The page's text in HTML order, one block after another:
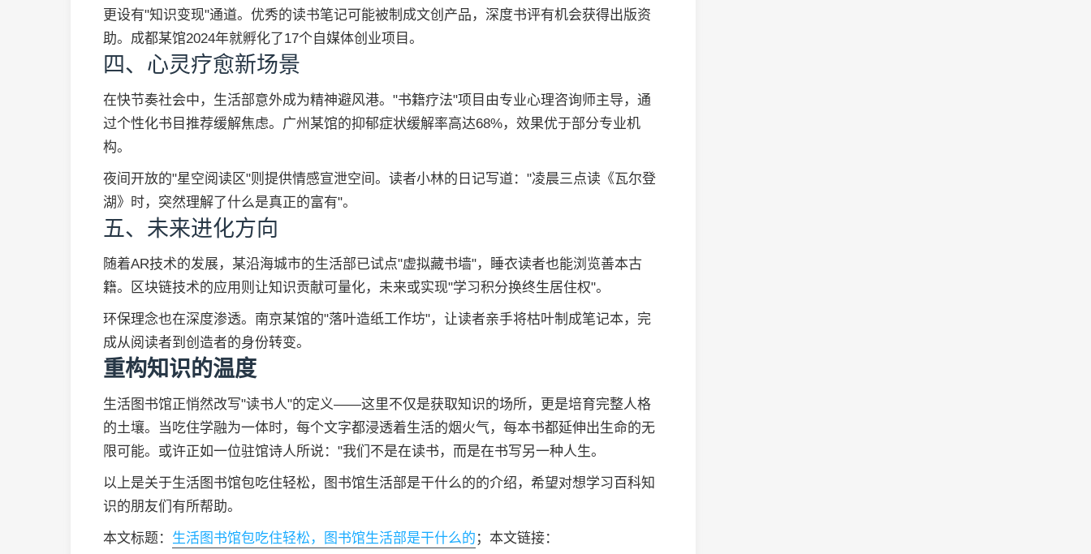
更设有"知识变现"通道。优秀的读书笔记可能被制成文创产品，深度书评有机会获得出版资
助。成都某馆2024年就孵化了17个自媒体创业项目。
四、心灵疗愈新场景
在快节奏社会中，生活部意外成为精神避风港。"书籍疗法"项目由专业心理咨询师主导，通
过个性化书目推荐缓解焦虑。广州某馆的抑郁症状缓解率高达68%，效果优于部分专业机
构。
夜间开放的"星空阅读区"则提供情感宣泄空间。读者小林的日记写道："凌晨三点读《瓦尔登
湖》时，突然理解了什么是真正的富有"。
五、未来进化方向
随着AR技术的发展，某沿海城市的生活部已试点"虚拟藏书墙"，睡衣读者也能浏览善本古
籍。区块链技术的应用则让知识贡献可量化，未来或实现"学习积分换终生居住权"。
环保理念也在深度渗透。南京某馆的"落叶造纸工作坊"，让读者亲手将枯叶制成笔记本，完
成从阅读者到创造者的身份转变。
重构知识的温度
生活图书馆正悄然改写"读书人"的定义——这里不仅是获取知识的场所，更是培育完整人格
的土壤。当吃住学融为一体时，每个文字都浸透着生活的烟火气，每本书都延伸出生命的无
限可能。或许正如一位驻馆诗人所说："我们不是在读书，而是在书写另一种人生。
以上是关于生活图书馆包吃住轻松，图书馆生活部是干什么的的介绍，希望对想学习百科知
识的朋友们有所帮助。
本文标题： 生活图书馆包吃住轻松，图书馆生活部是干什么的 ；本文链接：